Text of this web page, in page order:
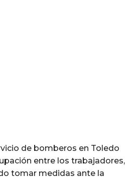
de bomberos en Toledo
entre los trabajadores,
tomar medidas ante la